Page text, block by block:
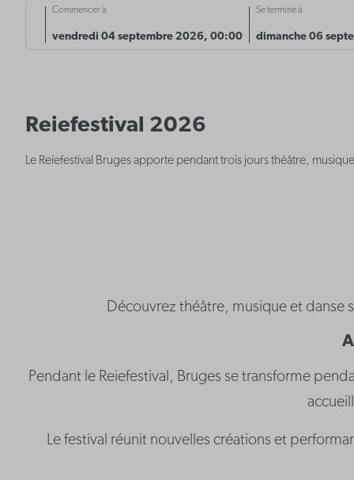
Commencer à
vendredi 04 septembre 2026, 00:00
Se termine à
dimanche 06
Reiefestival 2026
Le Reiefestival Bruges apporte pendant trois jours théâtre,
Découvrez théâtre, musique et danse
Pendant le Reiefestival, Bruges se transforme
Le festival réunit nouvelles créations et